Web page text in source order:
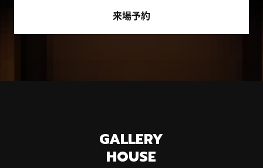
来場予約
GALLERY
HOUSE